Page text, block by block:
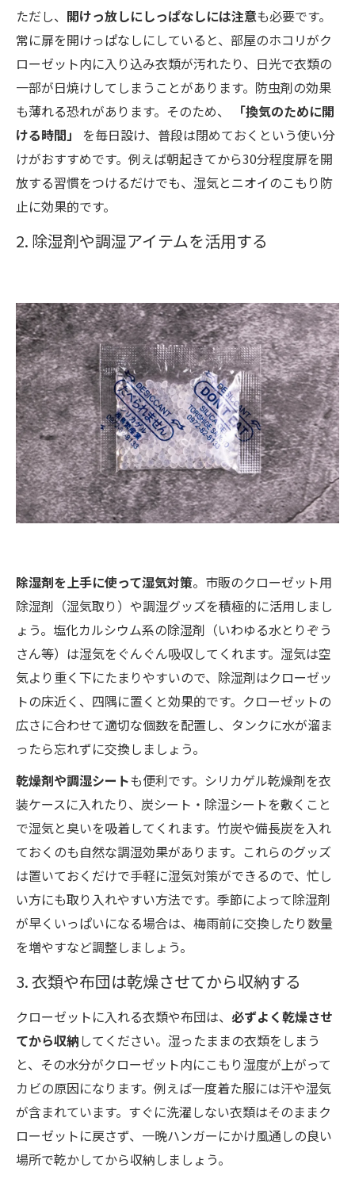
ただし、 開けっ放しにしっぱなしには注意も必要です。
常に扉を開けっぱなしにしていると、部屋のホコリがク
ローゼット内に入り込み衣類が汚れたり、日光で衣類の
一部が日焼けしてしまうことがあります。防虫剤の効果
も薄れる恐れがあります。そのため、
「換気のために開
ける時間」
を毎日設け、普段は閉めておくという使い分
けがおすすめです。例えば朝起きてから30分程度扉を開
放する習慣をつけるだけでも、湿気とニオイのこもり防
止に効果的です。
2. 除湿剤や調湿アイテムを活用する
除湿剤を上手に使って湿気対策。市販のクローゼット用
除湿剤（湿気取り）や調湿グッズを積極的に活用しまし
ょう。塩化カルシウム系の除湿剤（いわゆる水とりぞう
さん等）は湿気をぐんぐん吸収してくれます。湿気は空
気より重く下にたまりやすいので、除湿剤はクローゼッ
トの床近く、四隅に置くと効果的です。クローゼットの
広さに合わせて適切な個数を配置し、タンクに水が溜ま
ったら忘れずに交換しましょう。
乾燥剤や調湿シートも便利です。シリカゲル乾燥剤を衣
装ケースに入れたり、炭シート・除湿シートを敷くこと
で湿気と臭いを吸着してくれます。竹炭や備長炭を入れ
ておくのも自然な調湿効果があります。これらのグッズ
は置いておくだけで手軽に湿気対策ができるので、忙し
い方にも取り入れやすい方法です。季節によって除湿剤
が早くいっぱいになる場合は、梅雨前に交換したり数量
を増やすなど調整しましょう。
3. 衣類や布団は乾燥させてから収納する
クローゼットに入れる衣類や布団は、 必ずよく乾燥させ
てから収納してください。湿ったままの衣類をしまう
と、その水分がクローゼット内にこもり湿度が上がって
カビの原因になります。例えば一度着た服には汗や湿気
が含まれています。すぐに洗濯しない衣類はそのままク
ローゼットに戻さず、一晩ハンガーにかけ風通しの良い
場所で乾かしてから収納しましょう。